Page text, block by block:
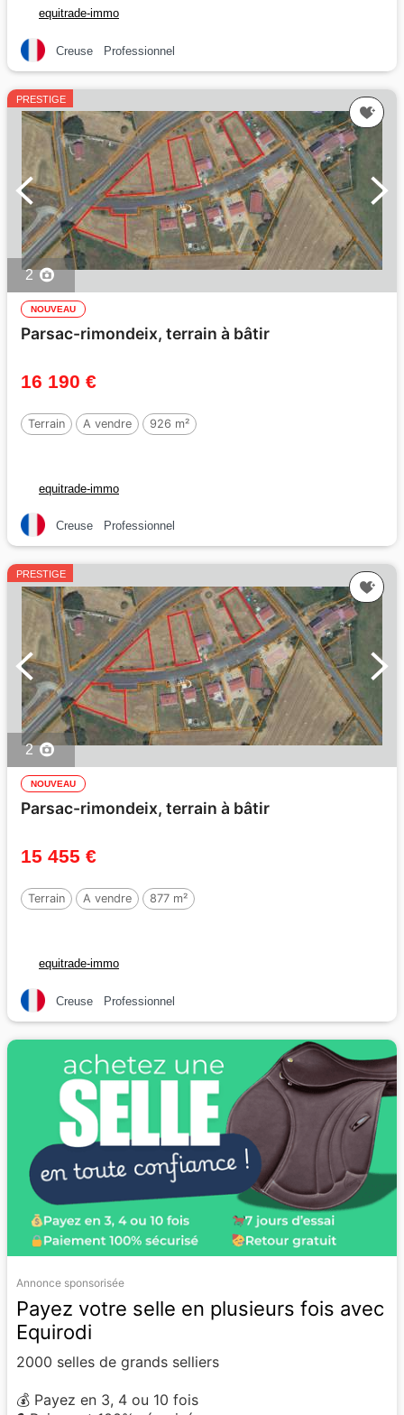
equitrade-immo
Creuse Professionnel
PRESTIGE
2
NOUVEAU
Parsac-rimondeix, terrain à bâtir
16 190 €
Terrain A vendre 926 m²
equitrade-immo
Creuse Professionnel
PRESTIGE
2
NOUVEAU
Parsac-rimondeix, terrain à bâtir
15 455 €
Terrain A vendre 877 m²
equitrade-immo
Creuse Professionnel
Annonce sponsorisée
Payez votre selle en plusieurs fois avec
Equirodi
2000 selles de grands selliers
💰 Payez en 3, 4 ou 10 fois